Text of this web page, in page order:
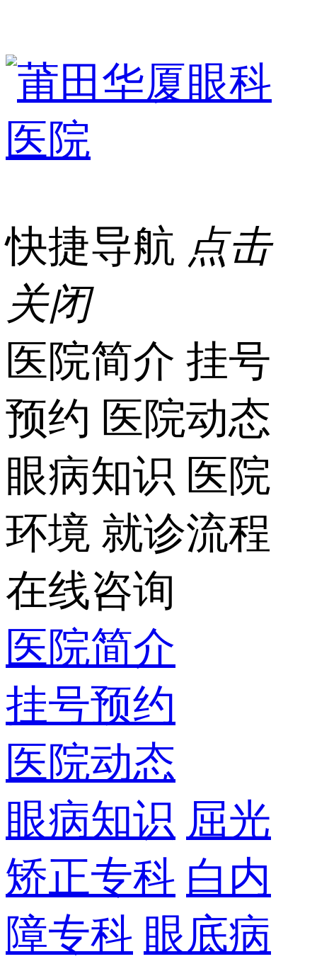
快捷导航 点击
关闭
医院简介 挂号
预约 医院动态
眼病知识 医院
环境 就诊流程
在线咨询
医院简介
挂号预约
医院动态
眼病知识 屈光
矫正专科 白内
障专科 眼底病